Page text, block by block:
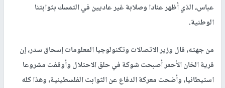
عباس، الذي أظهر عنادا وصلابة غير عاديين في التمسك بثوابتنا
الوطنية.
من جهته، قال وزير الاتصالات وتكنولوجيا المعلومات إسحاق سدر، إن
قرية الخان الأحمر أصبحت شوكة في حلق الاحتلال وأوقفت مشروعا
استيطانيا، وأضحت معركة الدفاع عن الثوابت الفلسطينية، وهذا كله